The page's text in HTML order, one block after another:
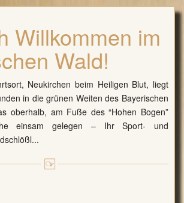
Willkommen im
Wald!
Neukirchen beim Heiligen Blut, liegt
in die grünen Weiten des Bayerischen
oberhalb, am Fuße des “Hohen Bogen”
einsam gelegen – Ihr Sport- und